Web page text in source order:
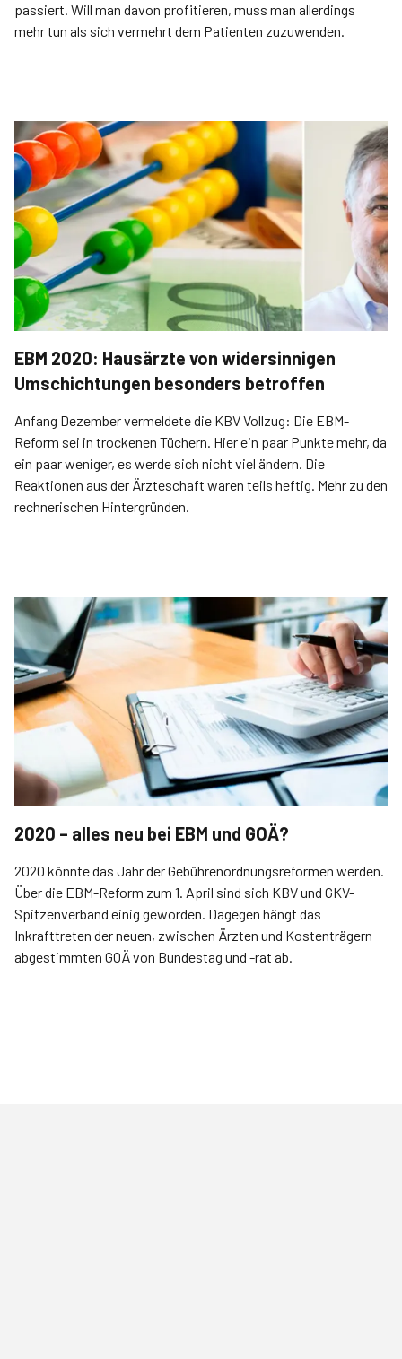
passiert. Will man davon profitieren, muss man allerdings
mehr tun als sich vermehrt dem Patienten zuzuwenden.
EBM 2020: Hausärzte von widersinnigen
Umschichtungen besonders betroffen
Anfang Dezember vermeldete die KBV Vollzug: Die EBM-
Reform sei in trockenen Tüchern. Hier ein paar Punkte mehr, da
ein paar weniger, es werde sich nicht viel ändern. Die
Reaktionen aus der Ärzteschaft waren teils heftig. Mehr zu den
rechnerischen Hintergründen.
2020 – alles neu bei EBM und GOÄ?
2020 könnte das Jahr der Gebührenordnungsreformen werden.
Über die EBM-Reform zum 1. April sind sich KBV und GKV-
Spitzenverband einig geworden. Dagegen hängt das
Inkrafttreten der neuen, zwischen Ärzten und Kostenträgern
abgestimmten GOÄ von Bundestag und -rat ab.